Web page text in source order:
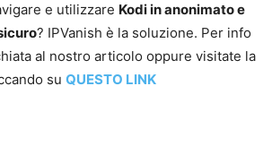
e utilizzare Kodi in anonimato e
? IPVanish è la soluzione. Per info
al nostro articolo oppure visitate la
su QUESTO LINK